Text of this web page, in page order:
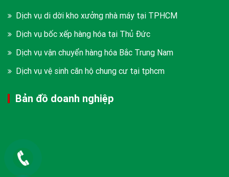
Dịch vụ di dời kho xưởng nhà máy tại TPHCM
Dịch vụ bốc xếp hàng hóa tại Thủ Đức
Dịch vụ vận chuyển hàng hóa Bắc Trung Nam
Dịch vụ vệ sinh căn hộ chung cư tại tphcm
Bản đồ doanh nghiệp